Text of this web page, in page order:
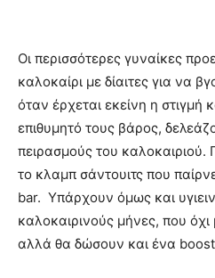
Οι περισσότερες γυναίκες
καλοκαίρι με δίαιτες για να
όταν έρχεται εκείνη η στιγμή
επιθυμητό τους βάρος,
πειρασμούς του
το κλαμπ σάντουιτς που
bar. Υπάρχουν όμως και
καλοκαιρινούς μήνες, που
αλλά θα δώσουν και ένα